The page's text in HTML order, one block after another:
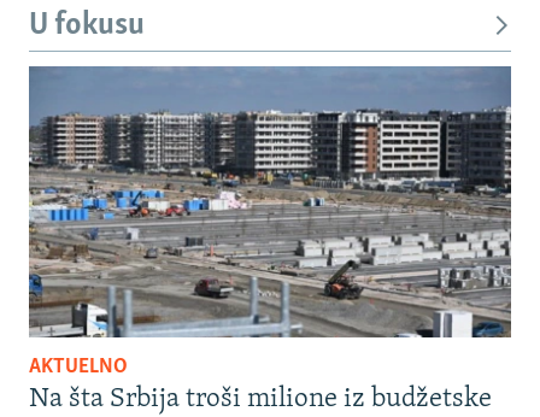
U fokusu
AKTUELNO
Na šta Srbija troši milione iz budžetske